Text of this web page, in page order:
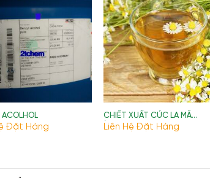
ACOLHOL
Đặt Hàng
CHIẾT XUẤT CÚC LA MÃ
(HERBEX CHAMOMILE
Liên Hệ Đặt Hàng